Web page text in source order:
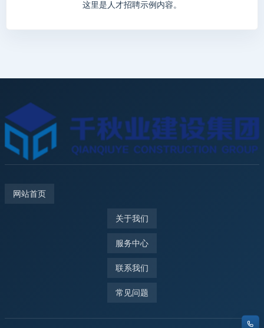
这里是人才招聘示例内容。
网站首页
关于我们
服务中心
联系我们
常见问题